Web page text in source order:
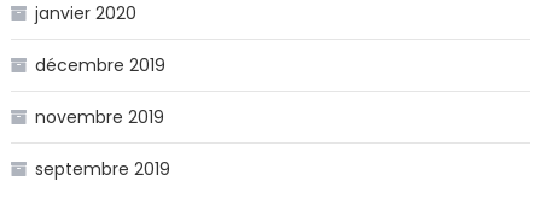
janvier 2020
décembre 2019
novembre 2019
septembre 2019